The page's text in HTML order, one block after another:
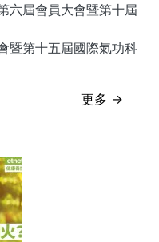
六屆會員大會暨第十屆
暨第十五屆國際氣功科
更多 →